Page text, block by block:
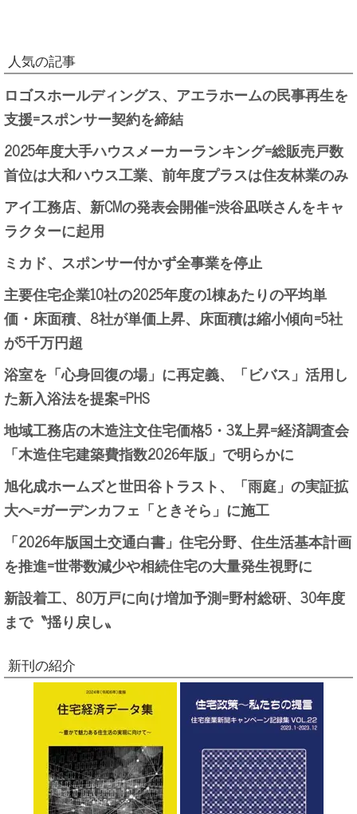
人気の記事
ロゴスホールディングス、アエラホームの民事再生を
支援=スポンサー契約を締結
2025年度大手ハウスメーカーランキング=総販売戸数
首位は大和ハウス工業、前年度プラスは住友林業のみ
アイ工務店、新CMの発表会開催=渋谷凪咲さんをキャ
ラクターに起用
ミカド、スポンサー付かず全事業を停止
主要住宅企業10社の2025年度の1棟あたりの平均単
価・床面積、8社が単価上昇、床面積は縮小傾向=5社
が5千万円超
浴室を「心身回復の場」に再定義、「ビバス」活用し
た新入浴法を提案=PHS
地域工務店の木造注文住宅価格5・3%上昇=経済調査会
「木造住宅建築費指数2026年版」で明らかに
旭化成ホームズと世田谷トラスト、「雨庭」の実証拡
大へ=ガーデンカフェ「ときそら」に施工
「2026年版国土交通白書」住宅分野、住生活基本計画
を推進=世帯数減少や相続住宅の大量発生視野に
新設着工、80万戸に向け増加予測=野村総研、30年度
まで〝揺り戻し〟
新刊の紹介